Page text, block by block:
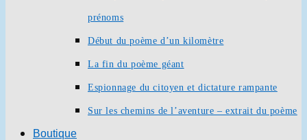
prénoms
Début du poème d’un kilomètre
La fin du poème géant
Espionnage du citoyen et dictature rampante
Sur les chemins de l’aventure – extrait du poème
Boutique